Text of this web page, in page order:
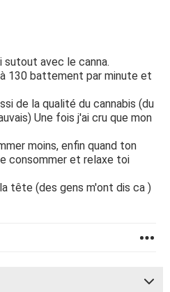
sutout avec le canna.
130 battement par minute et
de la qualité du cannabis (du
Une fois j'ai cru que mon
moins, enfin quand ton
consommer et relaxe toi
tête (des gens m'ont dis ca )